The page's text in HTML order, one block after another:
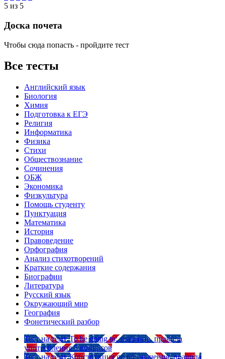
5 из 5
Доска почета
Чтобы сюда попасть - пройдите тест
Все тесты
Английский язык
Биология
Химия
Подготовка к ЕГЭ
Религия
Информатика
Физика
Стихи
Обществознание
Сочинения
ОБЖ
Экономика
Физкультура
Помощь студенту
Пунктуация
Математика
История
Правоведение
Орфография
Анализ стихотворений
Краткие содержания
Биографии
Литература
Русский язык
Окружающий мир
География
Фонетический разбор
Тест на тему To be going to: значение, правила
употребления 5 вопросов
Тест на тему Конструкция go on: значения, правила